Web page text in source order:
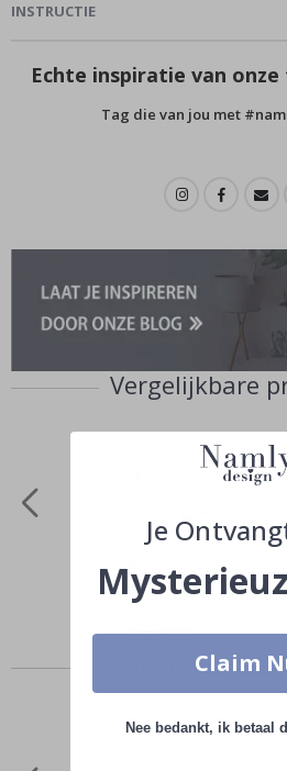
INSTRUCTIE
Echte inspiratie van
Tag die van jou met
Vergelijkbare
Price
Anderen
Je
Claim
Nee bedankt, ik betaal